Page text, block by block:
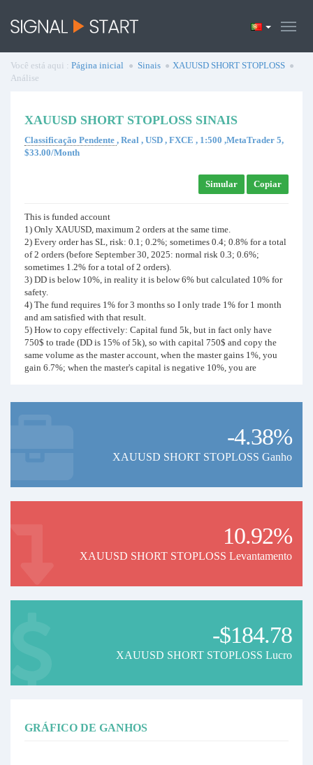
Você está aqui : Página inicial Sinais
XAUUSD SHORT STOPLOSS
Análise
XAUUSD SHORT STOPLOSS SINAIS
Classificação Pendente , Real , USD , FXCE , 1:500 ,MetaTrader 5,
$33.00/Month
Simular Copiar
This is funded account
1) Only XAUUSD, maximum 2 orders at the same time.
2) Every order has SL, risk: 0.1; 0.2%; sometimes 0.4; 0.8% for a total
of 2 orders (before September 30, 2025: normal risk 0.3; 0.6%;
sometimes 1.2% for a total of 2 orders).
3) DD is below 10%, in reality it is below 6% but calculated 10% for
safety.
4) The fund requires 1% for 3 months so I only trade 1% for 1 month
and am satisfied with that result.
5) How to copy effectively: Capital fund 5k, but in fact only have
750$ to trade (DD is 15% of 5k), so with capital 750$ and copy the
same volume as the master account, when the master gains 1%, you
gain 6.7%; when the master's capital is negative 10%, you are
Let's look at the long-term goals of 5, 10 ... 20, 30 years....
-4.38%
XAUUSD SHORT STOPLOSS Ganho
10.92%
XAUUSD SHORT STOPLOSS Levantamento
-$184.78
XAUUSD SHORT STOPLOSS Lucro
GRÁFICO DE GANHOS